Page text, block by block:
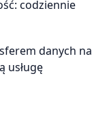
codziennie
danych na
usługę